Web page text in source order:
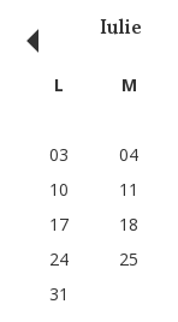
Iulie
‹ L M
03
04
10
11
17
18
24
25
31